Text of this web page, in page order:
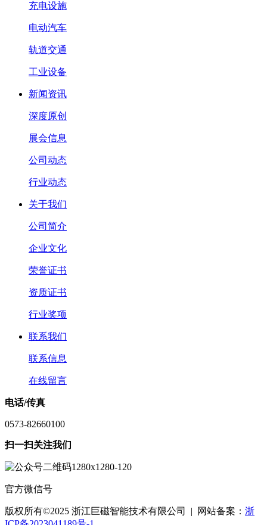
充电设施
电动汽车
轨道交通
工业设备
新闻资讯
深度原创
展会信息
公司动态
行业动态
关于我们
公司简介
企业文化
荣誉证书
资质证书
行业奖项
联系我们
联系信息
在线留言
电话/传真
0573-82660100
扫一扫关注我们
官方微信号
版权所有©2025 浙江巨磁智能技术有限公司 | 网站备案： 浙